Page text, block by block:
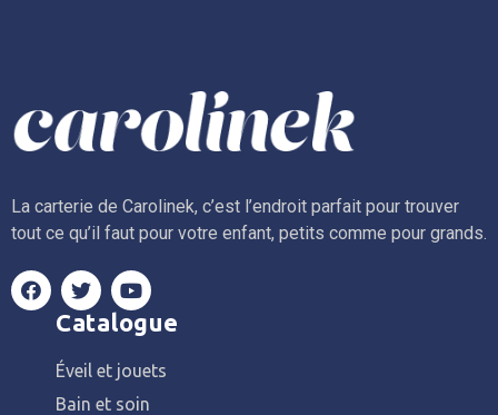
La carterie de Carolinek, c’est l’endroit parfait pour trouver
tout ce qu’il faut pour votre enfant, petits comme pour grands.
Catalogue
Éveil et jouets
Bain et soin